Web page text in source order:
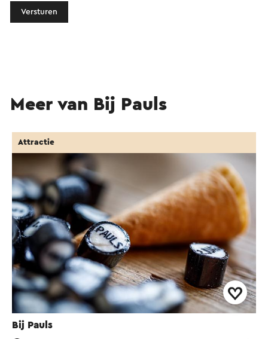
Versturen
Meer van Bij Pauls
Bij Pauls
Attractie